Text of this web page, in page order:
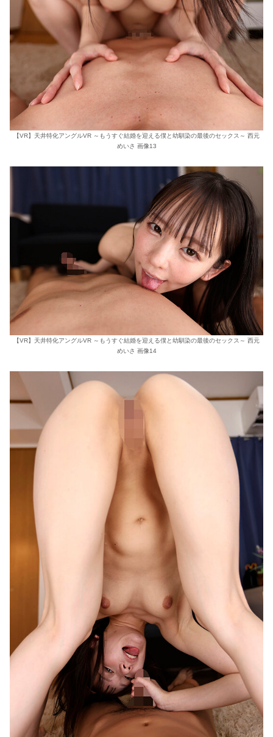
【VR】天井特化アングルVR ～もうすぐ結婚を迎える僕と幼馴染の最後のセックス～ 西元
めいさ 画像13
【VR】天井特化アングルVR ～もうすぐ結婚を迎える僕と幼馴染の最後のセックス～ 西元
めいさ 画像14